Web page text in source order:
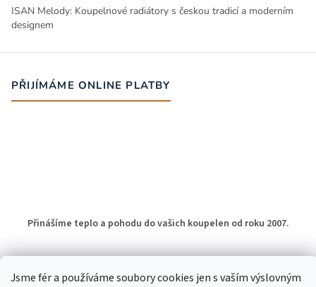
Jsme fér a používáme soubory cookies jen s vaším výslovným
ISAN Melody: Koupelnové radiátory s českou tradicí a moderním
designem
PŘIJÍMÁME ONLINE PLATBY
Přinášíme teplo a pohodu do vašich koupelen od roku 2007.